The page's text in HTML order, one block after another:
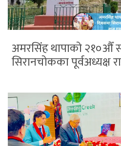
अमरसिंह थापाको २१०औँ
सिरानचोकका पूर्वअध्यक्ष